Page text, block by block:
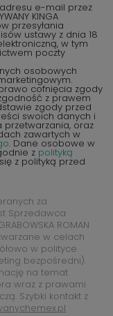
e-mail przez
KINGA
przesyłania
ustawy z dnia 18
w tym
poczty
osobowych
cofnięcia zgody
z prawem
zgody przed
swoich danych i
przetwarzania, oraz
zawartych w
. Dane osobowe w
z polityką
z polityką przed
za
Sprzedawca
ROMAN
w celach
w polityce
bezpośredni).
na temat
wraz z prawami
Szybki kontakt z